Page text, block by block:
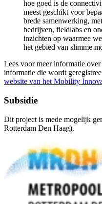
hoe goed is de
meest geschikt voor
brede samenwerking,
bedrijven, fieldlabs en
inzichten op waarmee
het gebied van slimme
Lees voor meer informatie
informatie die wordt
website van het Mobility
Subsidie
Dit project is mede mogelijk
Rotterdam Den Haag).